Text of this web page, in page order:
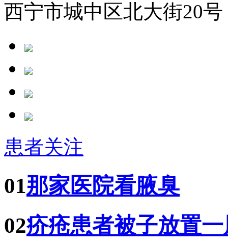
西宁市城中区北大街20
患者关注
01那家医院看腋臭
02疥疮患者被子放置